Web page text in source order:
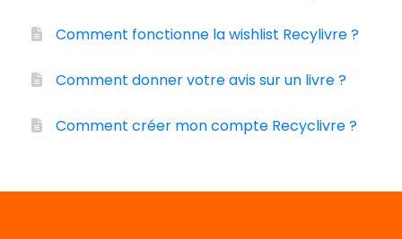
Comment fonctionne la wishlist Recylivre ?
Comment donner votre avis sur un livre ?
Comment créer mon compte Recyclivre ?